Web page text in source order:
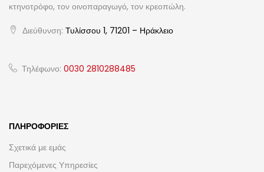
κτηνοτρόφο, τον οινοπαραγωγό, τον κρεοπώλη.
Διεύθυνση: Τυλίσσου 1, 71201 – Ηράκλειο
Τηλέφωνο: 0030 2810288485
ΠΛΗΡΟΦΟΡΊΕΣ
Σχετικά με εμάς
Παρεχόμενες Υπηρεσίες